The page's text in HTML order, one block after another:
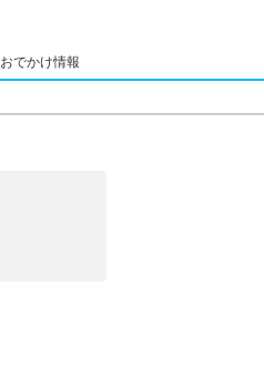
おでかけ情報